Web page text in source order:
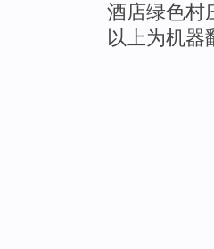
酒店绿色村
以上为机器